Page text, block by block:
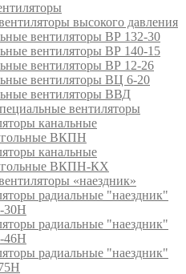
высокого давления
вентиляторы ВР 132-30
вентиляторы ВР 140-15
вентиляторы ВР 12-26
вентиляторы ВЦ 6-20
вентиляторы ВВД
вентиляторы
канальные
ВКПН
канальные
ВКПН-КХ
«наездник»
радиальные "наездник"
30Н
радиальные "наездник"
46Н
радиальные "наездник"